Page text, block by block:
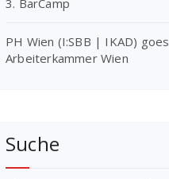
3. BarCamp
PH Wien (I:SBB | IKAD) goes
Arbeiterkammer Wien
Suche